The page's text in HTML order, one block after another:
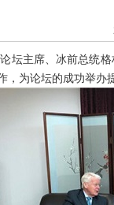
主席、冰前总统格
，为论坛的成功举办